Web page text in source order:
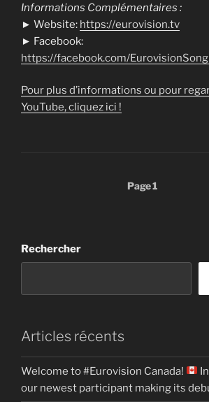
Informations Complémentaires :
► Website: https://eurovision.tv
► Facebook:
https://facebook.com/
Pour plus d’informations ou pour
YouTube, cliquez ici !
Page1
Rechercher
Articles récents
Welcome to #Eurovision Canada!
our newest participant making its